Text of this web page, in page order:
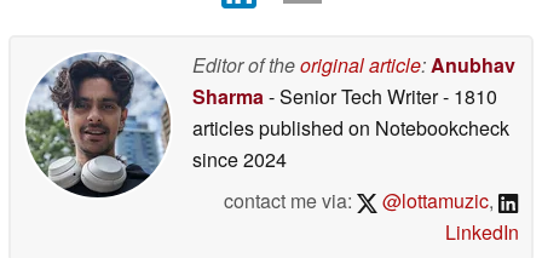
Editor of theoriginal article:Anubhav
Sharma- Senior Tech Writer- 1810
articles published on Notebookcheck
since 2024
contact me via:
@lottamuzic,
LinkedIn